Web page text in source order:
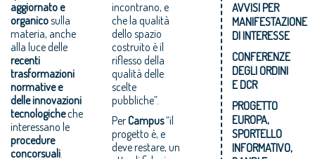
aggiornato e
organicosulla
materia, anche
alla luce delle
recenti
trasformazioni
normative e
delle innovazioni
tecnologicheche
interessano le
procedure
concorsuali
incontrano, e
che la qualità
dello spazio
costruito è il
riflesso della
qualità delle
scelte
pubbliche”.
PerCampus“il
progetto è, e
deve restare, un
AVVISI PER
MANIFESTAZIONE
DI INTERESSE
CONFERENZE
DEGLI ORDINI
E DCR
PROGETTO
EUROPA,
SPORTELLO
INFORMATIVO,